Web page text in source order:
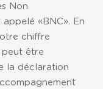
Non
« BNC ». En
chiffre
peut être
la déclaration